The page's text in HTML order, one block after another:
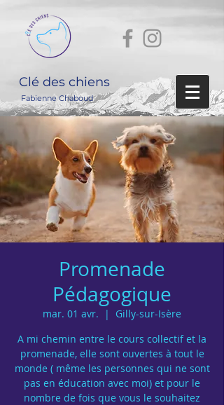
Clé des chiens
Fabienne Chaboud
Promenade
Pédagogique
mar. 01 avr.
  |
Gilly-sur-Isère
A mi chemin entre le cours collectif et la
promenade, elle sont ouvertes à tout le
monde ( même les personnes qui ne sont
pas en éducation avec moi) et pour le
nombre de fois que vous le souhaitez